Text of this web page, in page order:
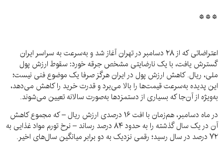
***
اعتراضاتی که از ۲۸ دسامبر در تهران آغاز شد و به‌سرعت به سراسر ایران
گسترش یافت، با یک نارضایتی مشخص جرقه خورد: سقوط ارزش پول
ملی، ریال. کاهش ارزش پول در ایران هرگز صرفا یک موضوع فنی نیست؛
این پدیده به‌سرعت قیمت‌ها را بالا می‌برد و قدرت خرید را کاهش می‌دهد،
به‌ویژه از آن‌جا که بسیاری از دستمزدها به‌صورت سالانه تعیین می‌شوند.
در ماه دسامبر، هم‌زمان با افت ۱۶ درصدی ارزش ریال – که مجموع کاهش
آن در یک سال گذشته را به حدود ۸۴ درصد رساند – نرخ تورم مواد غذایی به
۷۲ درصد در سال رسید؛ رقمی نزدیک به دو برابر میانگین سال‌های اخیر.